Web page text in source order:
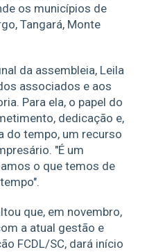
os municípios de
Tangará, Monte
da assembleia, Leila
associados e aos
Para ela, o papel do
dedicação e,
do tempo, um recurso
"É um
o que temos de
que, em novembro,
a atual gestão e
FCDL/SC, dará início